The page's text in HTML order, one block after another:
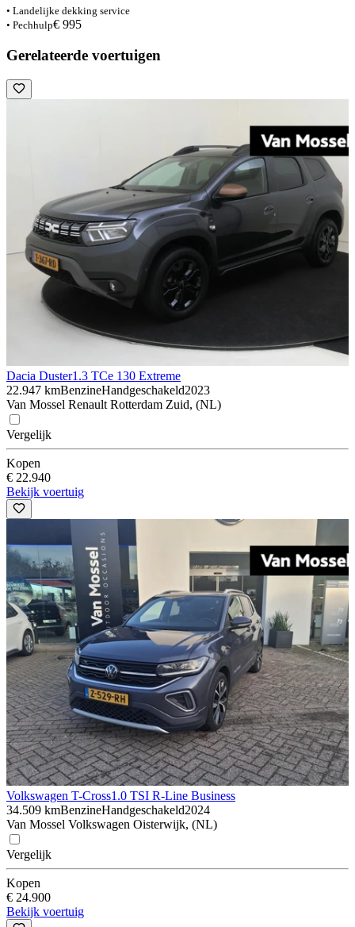
• Landelijke dekking service
• Pechhulp€ 995
Gerelateerde voertuigen
Dacia Duster1.3 TCe 130 Extreme
22.947 kmBenzineHandgeschakeld2023
Van Mossel Renault Rotterdam Zuid, (NL)
Vergelijk
Kopen
€ 22.940
Bekijk voertuig
Volkswagen T-Cross1.0 TSI R-Line Business
34.509 kmBenzineHandgeschakeld2024
Van Mossel Volkswagen Oisterwijk, (NL)
Vergelijk
Kopen
€ 24.900
Bekijk voertuig